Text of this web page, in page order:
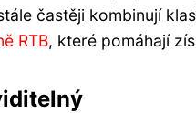
častěji kombinují
RTB, které pomáhají